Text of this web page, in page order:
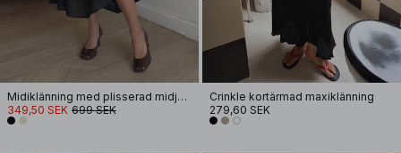
Midiklänning med plisserad midja och V-ringning
349,50 SEK 699 SEK
Crinkle kortärmad maxiklänning
279,60 SEK